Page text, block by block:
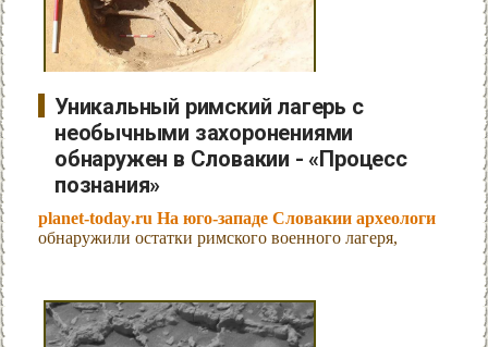
Уникальный римский лагерь с
необычными захоронениями
обнаружен в Словакии - «Процесс
познания»
planet-today.ru На юго-западе Словакии археологи
обнаружили остатки римского военного лагеря,